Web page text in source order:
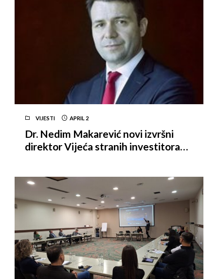
VIJESTI APRIL 2
Dr. Nedim Makarević novi izvršni
direktor Vijeća stranih investitora